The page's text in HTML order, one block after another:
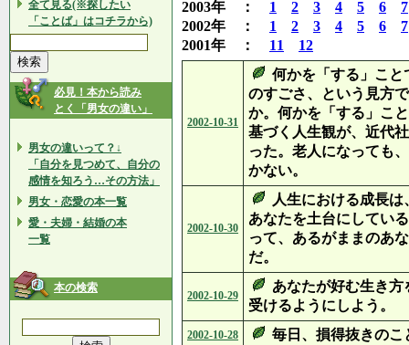
全て見る(※探したい
「ことば」はコチラから)
必見！本から読み
とく「男女の違い」
男女の違いって？↓
「自分を見つめて、自分の
感情を知ろう…その方法」
男女・恋愛の本一覧
愛・夫婦・結婚の本
一覧
本の検索
2003年 ： 1 2 3 4 5 6
7
2002年 ： 1 2 3 4 5 6
7
2001年 ： 11 12
2002-10-31
何かを「する」こと
のすごさ、という見方
か。何かを「する」こ
基づく人生観が、近代
った。老人になっても
かない。
2002-10-30
人生における成長
あなたを土台にしてい
って、あるがままのあ
だ。
2002-10-29
あなたが好む生き
受けるようにしよう。
2002-10-28 毎日、損得抜きのこ